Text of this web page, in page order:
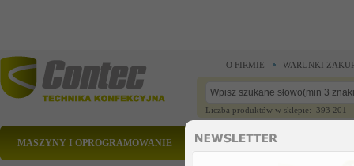
O FIRMIE WARUNKI
Liczba produktów w sklepie: 393 201
MASZYNY I OPROGRAMOWANIE CZĘŚCI ZAMIENNE